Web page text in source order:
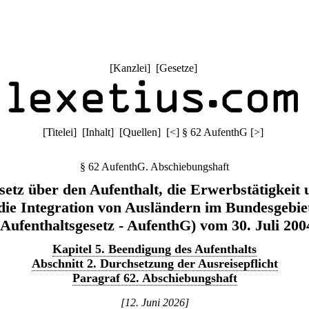
[Kanzlei] [Gesetze]
[Titelei] [Inhalt] [Quellen] [<] § 62 AufenthG [>]
§ 62 AufenthG. Abschiebungshaft
über den Aufenthalt, die Erwerbstätigkeit
Integration von Ausländern im
- AufenthG) vom 30. Juli
Kapitel 5. Beendigung des Aufenthalts
Abschnitt 2. Durchsetzung der Ausreisepflicht
Paragraf 62. Abschiebungshaft
[12. Juni 2026]